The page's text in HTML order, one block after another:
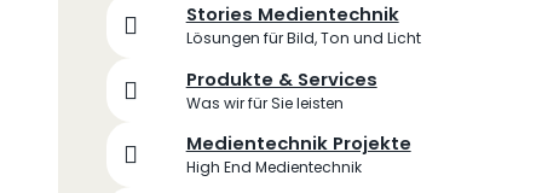
Stories Medientechnik
Lösungen für Bild, Ton und Licht
Produkte & Services
Was wir für Sie leisten
Medientechnik Projekte
High End Medientechnik